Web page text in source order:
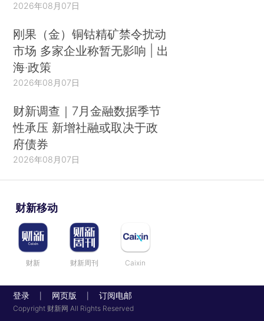
2026年08月07日
刚果（金）铜钴精矿禁令扰动
市场 多家企业称暂无影响 | 出
海·政策
2026年08月07日
财新调查｜7月金融数据季节
性承压 新增社融或取决于政
府债券
2026年08月07日
财新移动
财新 财新周刊 Caixin
登录 网页版 订阅电邮
Copyright 财新网 All Rights Reserved